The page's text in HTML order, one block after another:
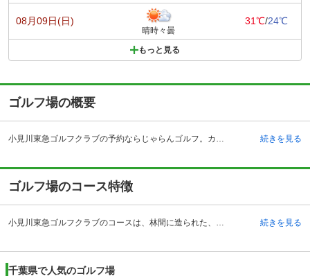
08月09日(日)
晴時々曇
31℃/24℃
もっと見る
ゴルフ場の概要
小見川東急ゴルフクラブの予約ならじゃらんゴルフ。カートの有無や利用税、キャンセル料、ナイター設備、駐車場などのコース情報はもちろん、口コミ、フォトギャラリーなどコースの難易度や攻略に役立つ情報充実、予約する度にポイントが貯まるのでお得にゴルフをお楽しみ頂けます。 小見川東急ゴルフクラブは、千葉県香取市にある東急ゴルフリゾートが運営する、開場から20年を迎えたゴルフクラブです。クラブハウスは格調高い上品なデザインで纏められ、男女それぞれにゆったりとしたロッカールームも完備されています。女性のためのゴルフコンペを1992年より開催しており、友人同士やゴルフ好きな女性が多く参加し、賑わいをみせています。女性専用のパウダールームも設けているので、プレーで汗を流した後は身だしなみを整えることが出来ます。電車で都内から約90分、最寄り駅から車で約20分と交通アクセスも良好です。ゆったりとした大人数を収容出来るレストランでは、料理長が自慢の腕を振るうメニューが人気を集めています。メニューも豊富で料理が美味しいと好評です。 続きを見る
ゴルフ場のコース特徴
小見川東急ゴルフクラブのコースは、林間に造られた、ゆったりとした全18ホールの丘陵コースです。適度なアップダウンがあり、林と水が基本テーマとなっています。設計は日本国内で数多くのゴルフ場設計に携わってきた宮沢長平氏が担当しています。INコースはフェアウェイにうねりがあり、ポットバンカーがあるなど、OUTコースと趣が異なるゴルフが楽しめます。グリーンの難易度は高めとなっており、ワングリーンでアンジュレーションもあり、形も変則的です。OUTコースの4番と9番ホールでは、ウォーターハザードが効果的に設置されており、戦略性の高いゴルフを楽しむ事が出来ます。コース全体のアップダウンは適度ですが、全体的に変化に富んだコースが多いため、グリーンを攻略するためにはピンポジションの把握が必須となります。 続きを見る
千葉県で人気のゴルフ場